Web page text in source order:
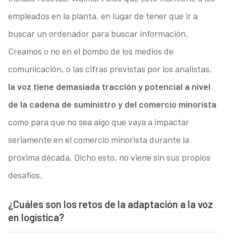
empleados en la planta, en lugar de tener que ir a
buscar un ordenador para buscar información.
Creamos o no en el bombo de los medios de
comunicación, o las cifras previstas por los analistas,
la voz tiene demasiada tracción y potencial a nivel
de la cadena de suministro y del comercio minorista
como para que no sea algo que vaya a impactar
seriamente en el comercio minorista durante la
próxima década. Dicho esto, no viene sin sus propios
desafíos.
¿Cuáles son los retos de la adaptación a la voz
en logística?